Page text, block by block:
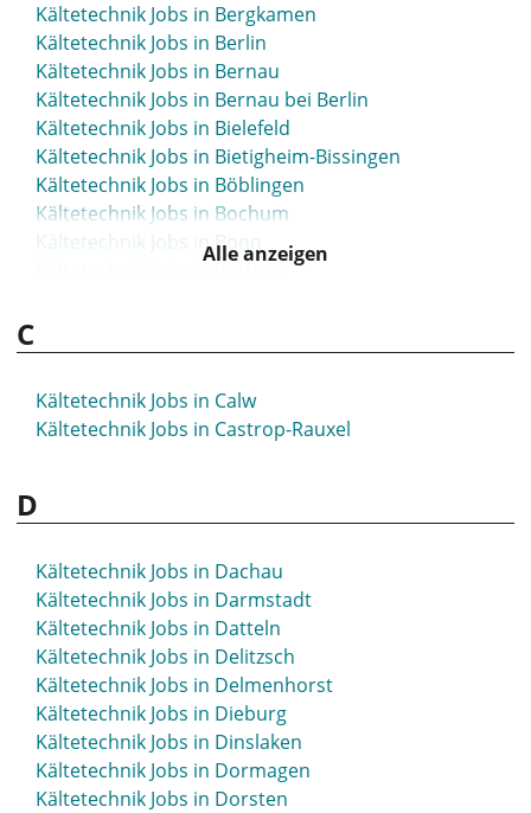
Kältetechnik Jobs in Bergkamen
Kältetechnik Jobs in Berlin
Kältetechnik Jobs in Bernau
Kältetechnik Jobs in Bernau bei Berlin
Kältetechnik Jobs in Bielefeld
Kältetechnik Jobs in Bietigheim-Bissingen
Kältetechnik Jobs in Böblingen
Kältetechnik Jobs in Bochum
Kältetechnik Jobs in Bonn
Kältetechnik Jobs in Bruchsal
Kältetechnik Jobs in Bünde
Kältetechnik Jobs in Burgdorf
Kältetechnik Jobs in Buxtehude
Alle anzeigen
C
Kältetechnik Jobs in Calw
Kältetechnik Jobs in Castrop-Rauxel
D
Kältetechnik Jobs in Dachau
Kältetechnik Jobs in Darmstadt
Kältetechnik Jobs in Datteln
Kältetechnik Jobs in Delitzsch
Kältetechnik Jobs in Delmenhorst
Kältetechnik Jobs in Dieburg
Kältetechnik Jobs in Dinslaken
Kältetechnik Jobs in Dormagen
Kältetechnik Jobs in Dorsten